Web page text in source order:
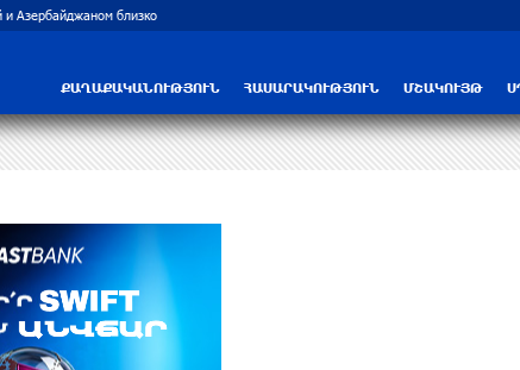
Азербайджаном близко
ՔԱՂԱՔԱԿԱՆՈՒԹՅՈՒՆ ՀԱՍԱՐԱԿՈՒԹՅՈՒՆ ՄՇԱԿՈՒՅԹ